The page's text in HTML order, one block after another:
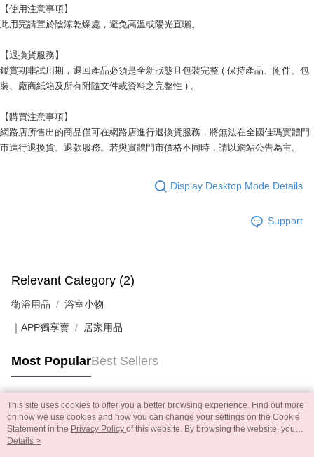
【使用注意事項】
此用完請置於陰涼乾燥處，避免高溫或陽光直曬。
【退換貨服務】
鑑賞期非試用期，退回產品必須是全新狀態且包裝完整 ( 保持產品、附件、包
裝、廠商紙箱及所有附隨文件或資料之完整性 ) 。
【購買注意事項】
網路店所售出的商品僅可在網路店進行退換貨服務，將無法在全國佳瑪實體門
市進行退換貨、退款服務。若與實體門市價格不同時，請以網站公告為主。
Display Desktop Mode Details
Support
Relevant Category (2)
衛浴用品 浴室小物
｜APP獨享賣 居家用品
Most PopularBest Sellers
Popular Tags
This site uses cookies to offer you a better browsing experience. Find out more
on how we use cookies and how you can change your settings on the Cookie
Statement in the Privacy Policy of this website. By browsing the website, you
agree to our use of cookies as described in our Cookie Statement.
Details >